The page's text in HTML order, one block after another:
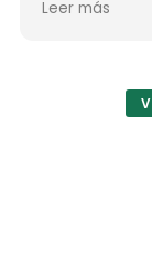
nos ha enseñado muchos lugares
En cuanto a la
Leer más